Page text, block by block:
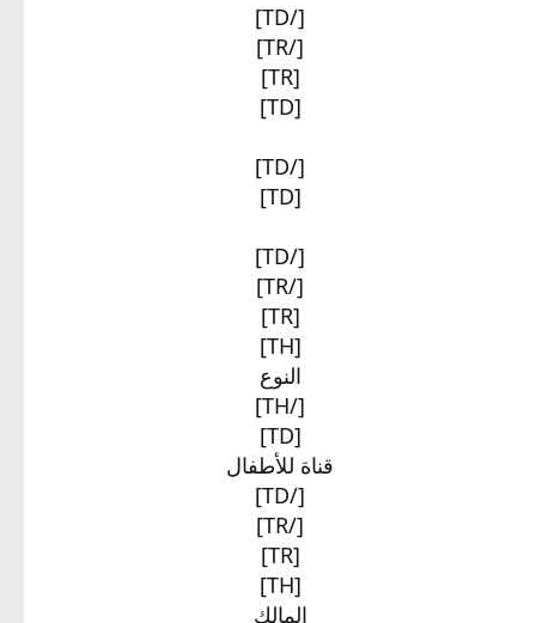
[/TD]
[/TR]
[TR]
[TD]
[/TD]
[TD]
[/TD]
[/TR]
[TR]
[TH]
النوع​
[/TH]
[TD]
قناة للأطفال​
[/TD]
[/TR]
[TR]
[TH]
المالك​